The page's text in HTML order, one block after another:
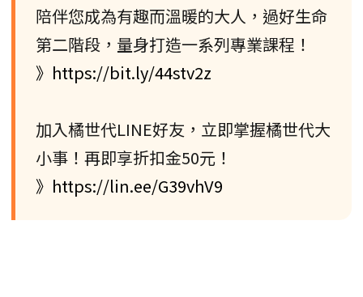
陪伴您成為有趣而溫暖的大人，過好生命
第二階段，量身打造一系列專業課程！
》https://bit.ly/44stv2z
加入橘世代LINE好友，立即掌握橘世代大
小事！再即享折扣金50元！
》https://lin.ee/G39vhV9